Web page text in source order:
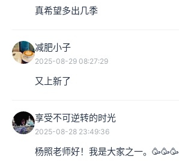
真希望多出几季
减肥小子
2025-08-29 08:27:29
又上新了
享受不可逆转的时光
2025-08-28 23:49:36
杨照老师好！我是大家之一。🥳🥳🥳